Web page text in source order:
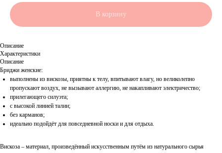
В корзину
Описание
Характеристики
Описание
Бриджи женские:
выполнены из вискозы, приятны к телу, впитывают влагу, но великолепно
пропускают воздух, не вызывают аллергию, не накапливают электричество;
прилегающего силуэта;
с высокой линией талии;
без карманов;
идеально подойдёт для повседневной носки и для отдыха.
Вискоза – материал, произведённый искусственным путём из натурального сырья